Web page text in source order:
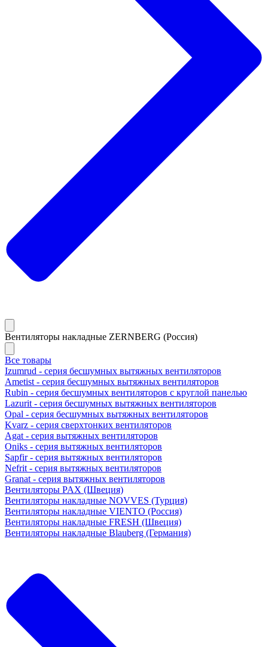
Вентиляторы накладные ZERNBERG (Россия)
Все товары
Izumrud - серия бесшумных вытяжных вентиляторов
Ametist - серия бесшумных вытяжных вентиляторов
Rubin - серия бесшумных вентиляторов с круглой панелью
Lazurit - серия бесшумных вытяжных вентиляторов
Opal - серия бесшумных вытяжных вентиляторов
Kvarz - серия сверхтонких вентиляторов
Agat - серия вытяжных вентиляторов
Oniks - серия вытяжных вентиляторов
Sapfir - серия вытяжных вентиляторов
Nefrit - серия вытяжных вентиляторов
Granat - серия вытяжных вентиляторов
Вентиляторы PAX (Швеция)
Вентиляторы накладные NOVVES (Турция)
Вентиляторы накладные VIENTO (Россия)
Вентиляторы накладные FRESH (Швеция)
Вентиляторы накладные Blauberg (Германия)